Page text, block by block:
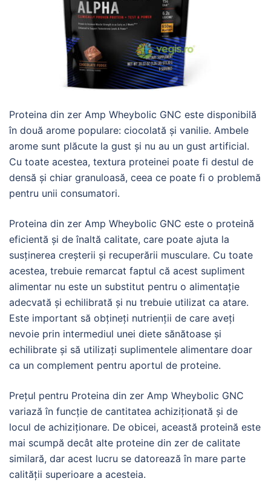
Proteina din zer Amp Wheybolic GNC este disponibilă
în două arome populare: ciocolată și vanilie. Ambele
arome sunt plăcute la gust și nu au un gust artificial.
Cu toate acestea, textura proteinei poate fi destul de
densă și chiar granuloasă, ceea ce poate fi o problemă
pentru unii consumatori.
Proteina din zer Amp Wheybolic GNC este o proteină
eficientă și de înaltă calitate, care poate ajuta la
susținerea creșterii și recuperării musculare. Cu toate
acestea, trebuie remarcat faptul că acest supliment
alimentar nu este un substitut pentru o alimentație
adecvată și echilibrată și nu trebuie utilizat ca atare.
Este important să obțineți nutrienții de care aveți
nevoie prin intermediul unei diete sănătoase și
echilibrate și să utilizați suplimentele alimentare doar
ca un complement pentru aportul de proteine.
Prețul pentru Proteina din zer Amp Wheybolic GNC
variază în funcție de cantitatea achiziționată și de
locul de achiziționare. De obicei, această proteină este
mai scumpă decât alte proteine ​​din zer de calitate
similară, dar acest lucru se datorează în mare parte
calității superioare a acesteia.